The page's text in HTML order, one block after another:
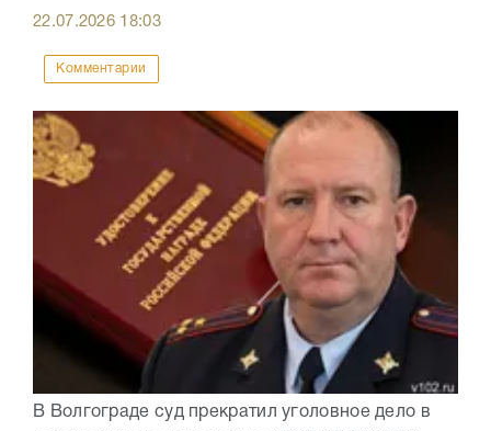
22.07.2026 18:03
Комментарии
В Волгограде суд прекратил уголовное дело в